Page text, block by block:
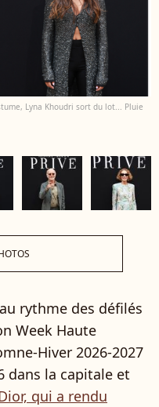
Lyna Khoudri sort du lot... Pluie
rythme des défilés
Week Haute
Hiver 2026-2027
dans la capitale et
qui a rendu